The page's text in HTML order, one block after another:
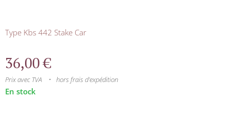
Type Kbs 442 Stake Car
36,00€
Prix avec TVA hors frais d'expédition
En stock